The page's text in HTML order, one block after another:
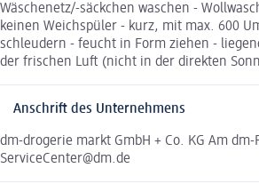
Wäschenetz/-säckchen waschen -
keinen Weichspüler - kurz, mit max. 600
schleudern - feucht in Form ziehen -
der frischen Luft (nicht in der direkten
Anschrift des Unternehmens
dm-drogerie markt GmbH + Co. KG Am
ServiceCenter@dm.de